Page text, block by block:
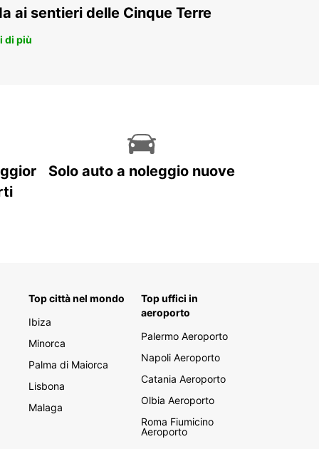
ai sentieri delle Cinque Terre
di più
Solo auto a noleggio nuove
Top città nel mondo
Ibiza
Minorca
Palma di Maiorca
Lisbona
Malaga
Top uffici in
aeroporto
Palermo Aeroporto
Napoli Aeroporto
Catania Aeroporto
Olbia Aeroporto
Roma Fiumicino
Aeroporto